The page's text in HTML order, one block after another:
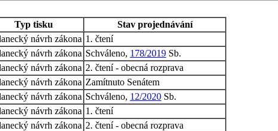
Typ tisku
Stav projednávání
návrh zákona 1. čtení
návrh zákona Schváleno, 178/2019 Sb.
návrh zákona 2. čtení - obecná rozprava
návrh zákona Zamítnuto Senátem
návrh zákona Schváleno, 12/2020 Sb.
návrh zákona 1. čtení
návrh zákona 2. čtení - obecná rozprava